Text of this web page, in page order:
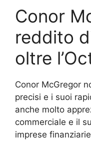
Conor
reddito
oltre
Conor McGregor
precisi e i suoi
anche molto
commerciale e il
imprese